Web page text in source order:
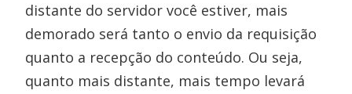
distante do servidor você estiver, mais
demorado será tanto o envio da requisição
quanto a recepção do conteúdo. Ou seja,
quanto mais distante, mais tempo levará